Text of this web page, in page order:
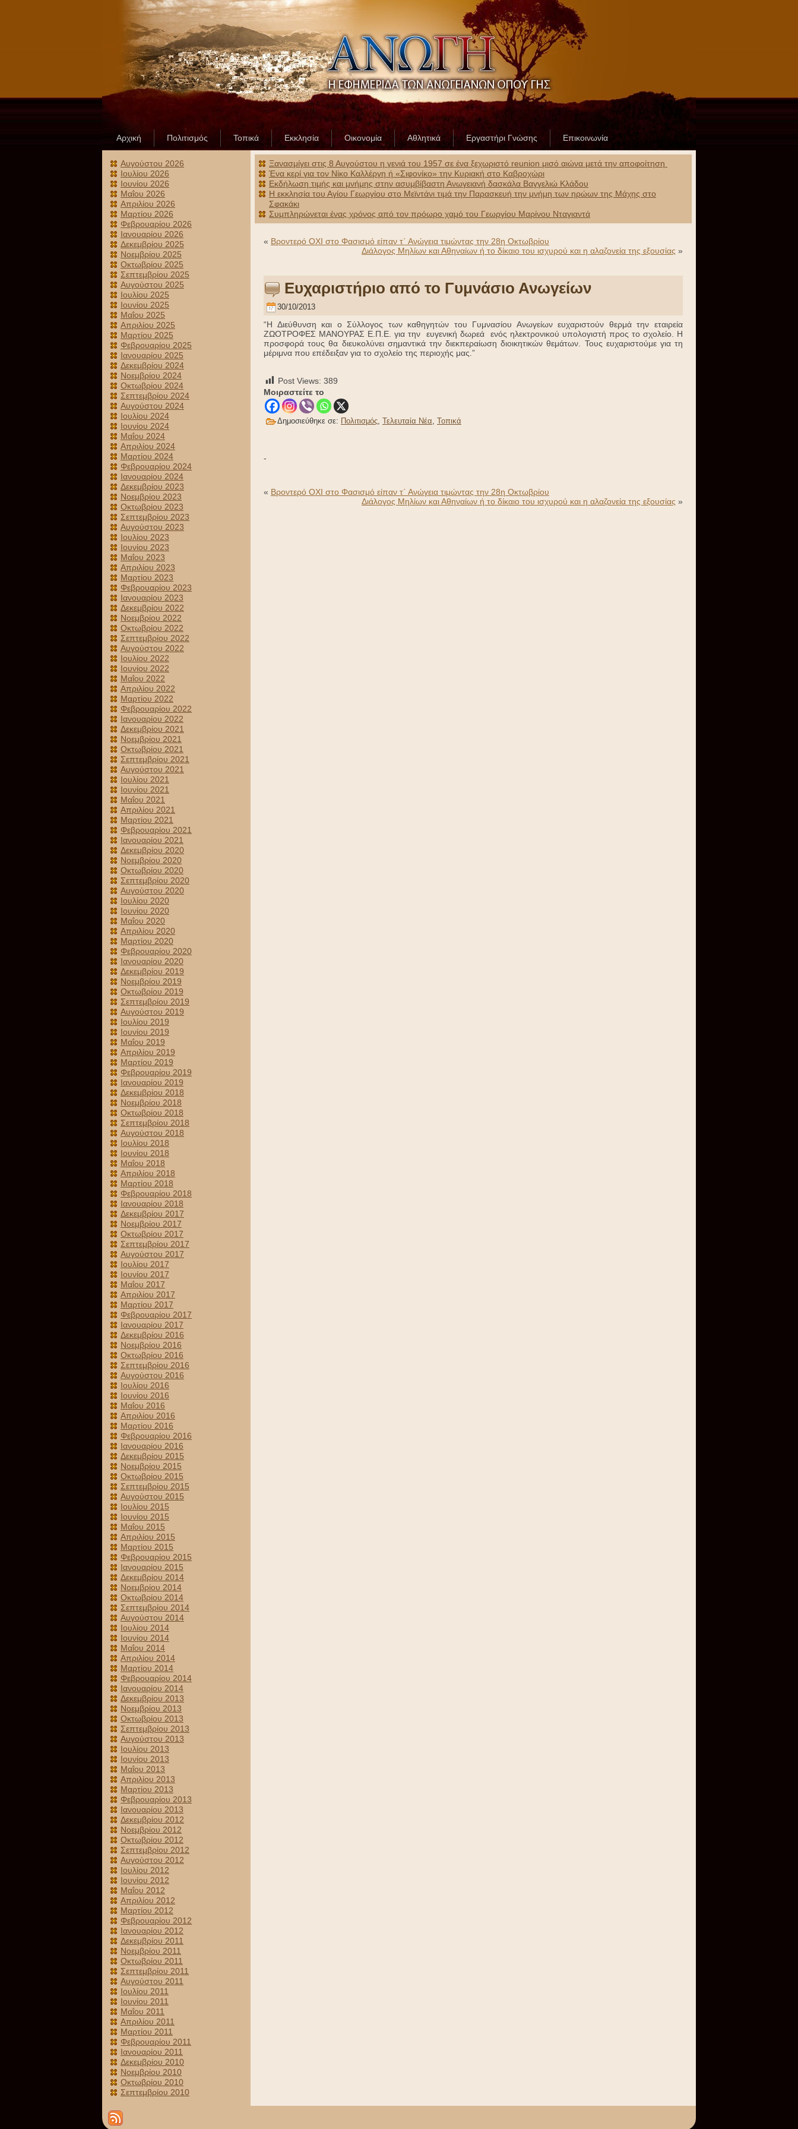
Αρχική Πολιτισμός Τοπικά Εκκλησία Οικονομία Αθλητικά Εργαστήρι Γνώσης Επικοινωνία
Αυγούστου 2026
Ιουλίου 2026
Ιουνίου 2026
Μαΐου 2026
Απριλίου 2026
Μαρτίου 2026
Φεβρουαρίου 2026
Ιανουαρίου 2026
Δεκεμβρίου 2025
Νοεμβρίου 2025
Οκτωβρίου 2025
Σεπτεμβρίου 2025
Αυγούστου 2025
Ιουλίου 2025
Ιουνίου 2025
Μαΐου 2025
Απριλίου 2025
Μαρτίου 2025
Φεβρουαρίου 2025
Ιανουαρίου 2025
Δεκεμβρίου 2024
Νοεμβρίου 2024
Οκτωβρίου 2024
Σεπτεμβρίου 2024
Αυγούστου 2024
Ιουλίου 2024
Ιουνίου 2024
Μαΐου 2024
Απριλίου 2024
Μαρτίου 2024
Φεβρουαρίου 2024
Ιανουαρίου 2024
Δεκεμβρίου 2023
Νοεμβρίου 2023
Οκτωβρίου 2023
Σεπτεμβρίου 2023
Αυγούστου 2023
Ιουλίου 2023
Ιουνίου 2023
Μαΐου 2023
Απριλίου 2023
Μαρτίου 2023
Φεβρουαρίου 2023
Ιανουαρίου 2023
Δεκεμβρίου 2022
Νοεμβρίου 2022
Οκτωβρίου 2022
Σεπτεμβρίου 2022
Αυγούστου 2022
Ιουλίου 2022
Ιουνίου 2022
Μαΐου 2022
Απριλίου 2022
Μαρτίου 2022
Φεβρουαρίου 2022
Ιανουαρίου 2022
Δεκεμβρίου 2021
Νοεμβρίου 2021
Οκτωβρίου 2021
Σεπτεμβρίου 2021
Αυγούστου 2021
Ιουλίου 2021
Ιουνίου 2021
Μαΐου 2021
Απριλίου 2021
Μαρτίου 2021
Φεβρουαρίου 2021
Ιανουαρίου 2021
Δεκεμβρίου 2020
Νοεμβρίου 2020
Οκτωβρίου 2020
Σεπτεμβρίου 2020
Αυγούστου 2020
Ιουλίου 2020
Ιουνίου 2020
Μαΐου 2020
Απριλίου 2020
Μαρτίου 2020
Φεβρουαρίου 2020
Ιανουαρίου 2020
Δεκεμβρίου 2019
Νοεμβρίου 2019
Οκτωβρίου 2019
Σεπτεμβρίου 2019
Αυγούστου 2019
Ιουλίου 2019
Ιουνίου 2019
Μαΐου 2019
Απριλίου 2019
Μαρτίου 2019
Φεβρουαρίου 2019
Ιανουαρίου 2019
Δεκεμβρίου 2018
Νοεμβρίου 2018
Οκτωβρίου 2018
Σεπτεμβρίου 2018
Αυγούστου 2018
Ιουλίου 2018
Ιουνίου 2018
Μαΐου 2018
Απριλίου 2018
Μαρτίου 2018
Φεβρουαρίου 2018
Ιανουαρίου 2018
Δεκεμβρίου 2017
Νοεμβρίου 2017
Οκτωβρίου 2017
Σεπτεμβρίου 2017
Αυγούστου 2017
Ιουλίου 2017
Ιουνίου 2017
Μαΐου 2017
Απριλίου 2017
Μαρτίου 2017
Φεβρουαρίου 2017
Ιανουαρίου 2017
Δεκεμβρίου 2016
Νοεμβρίου 2016
Οκτωβρίου 2016
Σεπτεμβρίου 2016
Αυγούστου 2016
Ιουλίου 2016
Ιουνίου 2016
Μαΐου 2016
Απριλίου 2016
Μαρτίου 2016
Φεβρουαρίου 2016
Ιανουαρίου 2016
Δεκεμβρίου 2015
Νοεμβρίου 2015
Οκτωβρίου 2015
Σεπτεμβρίου 2015
Αυγούστου 2015
Ιουλίου 2015
Ιουνίου 2015
Μαΐου 2015
Απριλίου 2015
Μαρτίου 2015
Φεβρουαρίου 2015
Ιανουαρίου 2015
Δεκεμβρίου 2014
Νοεμβρίου 2014
Οκτωβρίου 2014
Σεπτεμβρίου 2014
Αυγούστου 2014
Ιουλίου 2014
Ιουνίου 2014
Μαΐου 2014
Απριλίου 2014
Μαρτίου 2014
Φεβρουαρίου 2014
Ιανουαρίου 2014
Δεκεμβρίου 2013
Νοεμβρίου 2013
Οκτωβρίου 2013
Σεπτεμβρίου 2013
Αυγούστου 2013
Ιουλίου 2013
Ιουνίου 2013
Μαΐου 2013
Απριλίου 2013
Μαρτίου 2013
Φεβρουαρίου 2013
Ιανουαρίου 2013
Δεκεμβρίου 2012
Νοεμβρίου 2012
Οκτωβρίου 2012
Σεπτεμβρίου 2012
Αυγούστου 2012
Ιουλίου 2012
Ιουνίου 2012
Μαΐου 2012
Απριλίου 2012
Μαρτίου 2012
Φεβρουαρίου 2012
Ιανουαρίου 2012
Δεκεμβρίου 2011
Νοεμβρίου 2011
Οκτωβρίου 2011
Σεπτεμβρίου 2011
Αυγούστου 2011
Ιουλίου 2011
Ιουνίου 2011
Μαΐου 2011
Απριλίου 2011
Μαρτίου 2011
Φεβρουαρίου 2011
Ιανουαρίου 2011
Δεκεμβρίου 2010
Νοεμβρίου 2010
Οκτωβρίου 2010
Σεπτεμβρίου 2010
Ξανασμίγει στις 8 Αυγούστου η γενιά του 1957 σε ένα ξεχωριστό reunion μισό αιώνα μετά την αποφοίτηση
Ένα κερί για τον Νίκο Καλλέργη ή «Σιφονίκο» την Κυριακή στο Καβροχώρι
Εκδήλωση τιμής και μνήμης στην ασυμβίβαστη Ανωγειανή δασκάλα Βαγγελιώ Κλάδου
Η εκκλησία του Αγίου Γεωργίου στο Μεϊντάνι τιμά την Παρασκευή την μνήμη των ηρώων της Μάχης στο
Σφακάκι
Συμπληρώνεται ένας χρόνος από τον πρόωρο χαμό του Γεωργίου Μαρίνου Νταγιαντά
« Βροντερό ΟΧΙ στο Φασισμό είπαν τ΄ Ανώγεια τιμώντας την 28η Οκτωβρίου
Διάλογος Μηλίων και Αθηναίων ή το δίκαιο του ισχυρού και η αλαζονεία της εξουσίας »
Ευχαριστήριο από το Γυμνάσιο Ανωγείων
30/10/2013
“Η Διεύθυνση και ο Σύλλογος των καθηγητών του Γυμνασίου Ανωγείων ευχαριστούν θερμά την εταιρεία
ΖΩΟΤΡΟΦΕΣ ΜΑΝΟΥΡΑΣ Ε.Π.Ε. για την ευγενική δωρεά ενός ηλεκτρονικού υπολογιστή προς το σχολείο. Η
προσφορά τους θα διευκολύνει σημαντικά την διεκπεραίωση διοικητικών θεμάτων. Τους ευχαριστούμε για τη
μέριμνα που επέδειξαν για το σχολείο της περιοχής μας.”
Post Views: 389
Μοιραστείτε το
Δημοσιεύθηκε σε: Πολιτισμός, Τελευταία Νέα, Τοπικά
-
« Βροντερό ΟΧΙ στο Φασισμό είπαν τ΄ Ανώγεια τιμώντας την 28η Οκτωβρίου
Διάλογος Μηλίων και Αθηναίων ή το δίκαιο του ισχυρού και η αλαζονεία της εξουσίας »